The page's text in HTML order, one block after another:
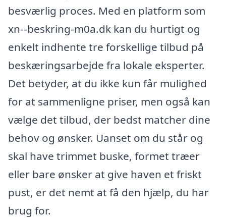
besværlig proces. Med en platform som
xn--beskring-m0a.dk kan du hurtigt og
enkelt indhente tre forskellige tilbud på
beskæringsarbejde fra lokale eksperter.
Det betyder, at du ikke kun får mulighed
for at sammenligne priser, men også kan
vælge det tilbud, der bedst matcher dine
behov og ønsker. Uanset om du står og
skal have trimmet buske, formet træer
eller bare ønsker at give haven et friskt
pust, er det nemt at få den hjælp, du har
brug for.